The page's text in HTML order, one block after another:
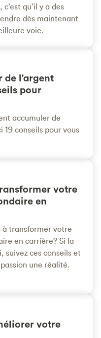
qu’il y a des
dès maintenant
voie.
de l'argent
pour
accumuler de
19 conseils pour vous
votre
en
à transformer votre
en carrière? Si la
suivez ces conseils et
une réalité.
votre